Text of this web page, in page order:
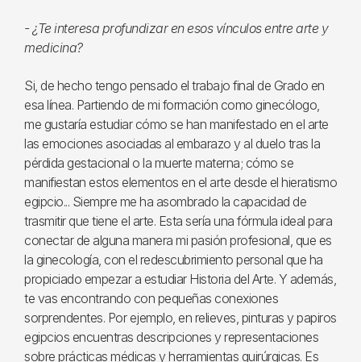
- ¿Te interesa profundizar en esos vínculos entre arte y
medicina?
Si, de hecho tengo pensado el trabajo final de Grado en
esa línea. Partiendo de mi formación como ginecólogo,
me gustaría estudiar cómo se han manifestado en el arte
las emociones asociadas al embarazo y al duelo tras la
pérdida gestacional o la muerte materna; cómo se
manifiestan estos elementos en el arte desde el hieratismo
egipcio... Siempre me ha asombrado la capacidad de
trasmitir que tiene el arte. Esta sería una fórmula ideal para
conectar de alguna manera mi pasión profesional, que es
la ginecología, con el redescubrimiento personal que ha
propiciado empezar a estudiar Historia del Arte. Y además,
te vas encontrando con pequeñas conexiones
sorprendentes. Por ejemplo, en relieves, pinturas y papiros
egipcios encuentras descripciones y representaciones
sobre prácticas médicas y herramientas quirúrgicas. Es